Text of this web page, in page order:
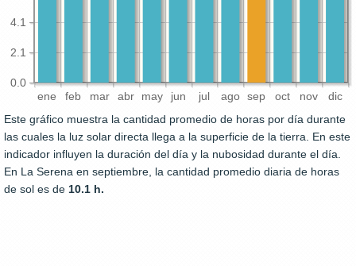
ene feb mar abr may jun jul ago sep oct nov dic
0.0
2.1
4.1
Este gráfico muestra la cantidad promedio de horas por día durante
las cuales la luz solar directa llega a la superficie de la tierra. En este
indicador influyen la duración del día y la nubosidad durante el día.
En La Serena en septiembre, la cantidad promedio diaria de horas
de sol es de 10.1 h.